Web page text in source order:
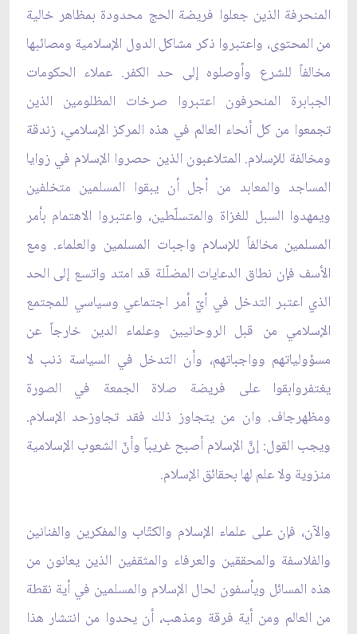
المنحرفة الذين جعلوا فريضة الحج محدودة بمظاهر خالية
من المحتوى، واعتبروا ذكر مشاكل الدول الإسلامية ومصائبها
مخالفاً للشرع وأوصلوه إلى حد الكفر. عملاء الحكومات
الجبابرة المنحرفون اعتبروا صرخات المظلومين الذين
تجمعوا من كل أنحاء العالم في هذه المركز الإسلامي، زندقة
ومخالفة للإسلام. المتلاعبون الذين حصروا الإسلام في زوايا
المساجد والمعابد من أجل أن يبقوا المسلمين متخلفين
ويمهدوا السبل للغزاة والمتسلّطين، واعتبروا الاهتمام بأمر
المسلمين مخالفاً للإسلام واجبات‏ المسلمين والعلماء. ومع
الأسف فإن نطاق الدعايات المضلّلة قد امتد واتسع إلى الحد
الذي اعتبر التدخل في أيّ أمر اجتماعي وسياسي للمجتمع
الإسلامي من قبل الروحانيين وعلماء الدين خارجاً عن
مسؤولياتهم وواجباتهم، وأن التدخل في السياسة ذنب لا
يغتفروابقوا على فريضة صلاة الجمعة في الصورة
ومظهرجاف. وان من يتجاوز ذلك فقد تجاوزحد الإسلام.
ويجب القول: إنَّ الإسلام أصبح غريباً وأنّ الشعوب الإسلامية
منزوية ولا علم لها بحقائق الإسلام.
والآن، فإن على علماء الإسلام والكتّاب والمفكرين والفنانين
والفلاسفة والمحققين والعرفاء والمثقفين الذين يعانون من
هذه المسائل ويأسفون لحال الإسلام والمسلمين في أية نقطة
من العالم ومن أية فرقة ومذهب، أن يحدوا من انتشار هذا